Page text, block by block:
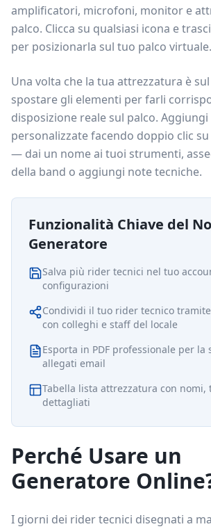
amplificatori, microfoni, monitor e
palco. Clicca su qualsiasi icona e
per posizionarla sul tuo palco virtuale.
Una volta che la tua attrezzatura è
spostare gli elementi per farli
disposizione reale sul palco.
personalizzate facendo doppio clic
— dai un nome ai tuoi strumenti,
della band o aggiungi note tecniche.
Funzionalità Chiave del
Generatore
Salva più rider tecnici nel tuo
configurazioni
Condividi il tuo rider tecnico
con colleghi e staff del locale
Esporta in PDF professionale per la
allegati email
Tabella lista attrezzatura con nomi,
dettagliati
Perché Usare un
Generatore
I giorni dei rider tecnici disegnati a